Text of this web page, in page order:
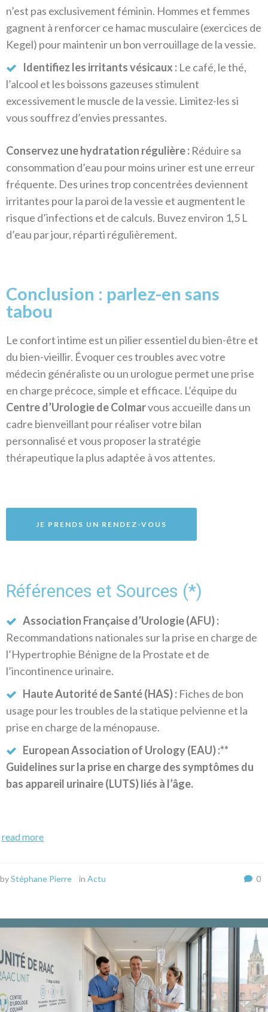
n’est pas exclusivement féminin. Hommes et femmes
gagnent à renforcer ce hamac musculaire (exercices de
Kegel) pour maintenir un bon verrouillage de la vessie.
Identifiez les irritants vésicaux : Le café, le thé,
l’alcool et les boissons gazeuses stimulent
excessivement le muscle de la vessie. Limitez-les si
vous souffrez d’envies pressantes.
Conservez une hydratation régulière : Réduire sa
consommation d’eau pour moins uriner est une erreur
fréquente. Des urines trop concentrées deviennent
irritantes pour la paroi de la vessie et augmentent le
risque d’infections et de calculs. Buvez environ 1,5 L
d’eau par jour, réparti régulièrement.
Conclusion : parlez-en sans
tabou
Le confort intime est un pilier essentiel du bien-être et
du bien-vieillir. Évoquer ces troubles avec votre
médecin généraliste ou un urologue permet une prise
en charge précoce, simple et efficace. L’équipe du
Centre d’Urologie de Colmarvous accueille dans un
cadre bienveillant pour réaliser votre bilan
personnalisé et vous proposer la stratégie
thérapeutique la plus adaptée à vos attentes.
JE PRENDS UN RENDEZ-VOUS
Références et Sources (*)
Association Française d’Urologie (AFU) :
Recommandations nationales sur la prise en charge de
l’Hypertrophie Bénigne de la Prostate et de
l’incontinence urinaire.
Haute Autorité de Santé (HAS) : Fiches de bon
usage pour les troubles de la statique pelvienne et la
prise en charge de la ménopause.
European Association of Urology (EAU) :**
Guidelines sur la prise en charge des symptômes du
bas appareil urinaire (LUTS) liés à l’âge.
read more
byStéphane Pierre in Actu 0